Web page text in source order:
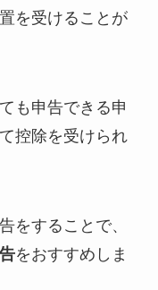
を受けることが
も申告できる申
控除を受けられ
をすることで、
をおすすめしま